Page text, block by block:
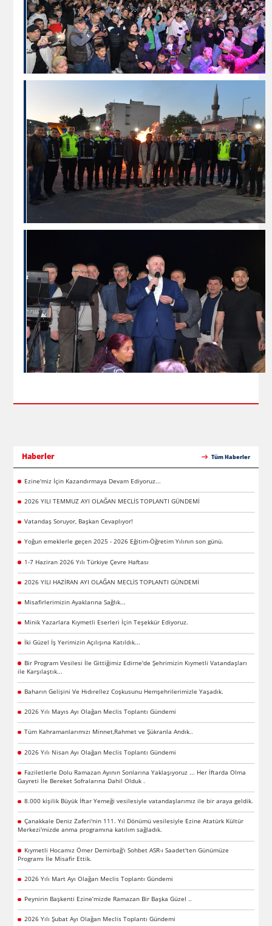
Haberler Tüm Haberler
Ezine'miz İçin Kazandırmaya Devam Ediyoruz...
2026 YILI TEMMUZ AYI OLAĞAN MECLİS TOPLANTI GÜNDEMİ
Vatandaş Soruyor, Başkan Cevaplıyor!
Yoğun emeklerle geçen 2025 - 2026 Eğitim-Öğretim Yılının son günü.
1-7 Haziran 2026 Yılı Türkiye Çevre Haftası
2026 YILI HAZİRAN AYI OLAĞAN MECLİS TOPLANTI GÜNDEMİ
Misafirlerimizin Ayaklarına Sağlık...
Minik Yazarlara Kıymetli Eserleri İçin Teşekkür Ediyoruz.
İki Güzel İş Yerimizin Açılışına Katıldık...
Bir Program Vesilesi İle Gittiğimiz Edirne'de Şehrimizin Kıymetli Vatandaşları
ile Karşılaştık...
Baharın Gelişini Ve Hıdırellez Coşkusunu Hemşehrilerimizle Yaşadık.
2026 Yılı Mayıs Ayı Olağan Meclis Toplantı Gündemi
Tüm Kahramanlarımızı Minnet,Rahmet ve Şükranla Andık..
2026 Yılı Nisan Ayı Olağan Meclis Toplantı Gündemi
Faziletlerle Dolu Ramazan Ayının Sonlarına Yaklaşıyoruz ... Her İftarda Olma
Gayreti İle Bereket Sofralarına Dahil Olduk .
8.000 kişilik Büyük İftar Yemeği vesilesiyle vatandaşlarımız ile bir araya geldik.
Çanakkale Deniz Zaferi'nin 111. Yıl Dönümü vesilesiyle Ezine Atatürk Kültür
Merkezi'mizde anma programına katılım sağladık.
Kıymetli Hocamız Ömer Demirbağ'ı Sohbet ASR-ı Saadet'ten Günümüze
Programı İle Misafir Ettik.
2026 Yılı Mart Ayı Olağan Meclis Toplantı Gündemi
Peynirin Başkenti Ezine’mizde Ramazan Bir Başka Güzel ..
2026 Yılı Şubat Ayı Olağan Meclis Toplantı Gündemi